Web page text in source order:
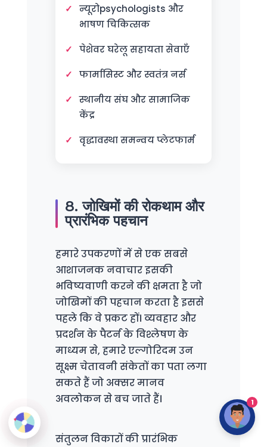
न्यूरोpsychologists और
भाषण चिकित्सक
पेशेवर घरेलू सहायता सेवाएँ
फार्मासिस्ट और स्वतंत्र नर्स
स्थानीय संघ और सामाजिक
केंद्र
वृद्धावस्था समन्वय प्लेटफार्म
8. जोखिमों की रोकथाम और
प्रारंभिक पहचान
हमारे उपकरणों में से एक सबसे
आशाजनक नवाचार इसकी
भविष्यवाणी करने की क्षमता है जो
जोखिमों की पहचान करता है इससे
पहले कि वे प्रकट हों। व्यवहार और
प्रदर्शन के पैटर्न के विश्लेषण के
माध्यम से, हमारे एल्गोरिदम उन
सूक्ष्म चेतावनी संकेतों का पता लगा
सकते हैं जो अक्सर मानव
अवलोकन से बच जाते हैं।
संतुलन विकारों की प्रारंभिक
1